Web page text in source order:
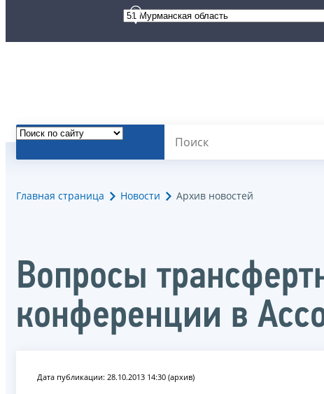
Главная страница Новости Архив новостей
Вопросы
конференции в
Дата публикации: 28.10.2013 14:30 (архив)